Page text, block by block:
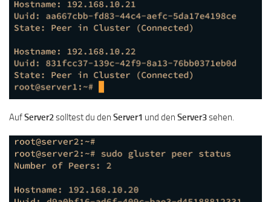
AufServer2solltest du den Server1 und den Server3sehen.